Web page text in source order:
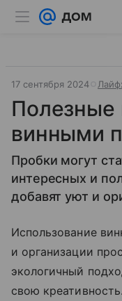
17 сентября 2024
Полезные
винными
Пробки могут
интересных и
добавят уют и
Использование
и организации
экологичный
свою креативность.